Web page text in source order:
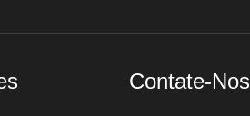
Contate-Nos